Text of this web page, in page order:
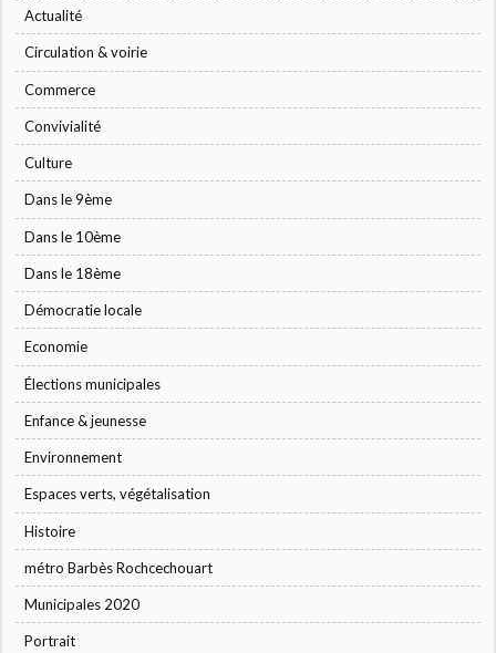
Actualité
Circulation & voirie
Commerce
Convivialité
Culture
Dans le 9ème
Dans le 10ème
Dans le 18ème
Démocratie locale
Economie
Élections municipales
Enfance & jeunesse
Environnement
Espaces verts, végétalisation
Histoire
métro Barbès Rochcechouart
Municipales 2020
Portrait